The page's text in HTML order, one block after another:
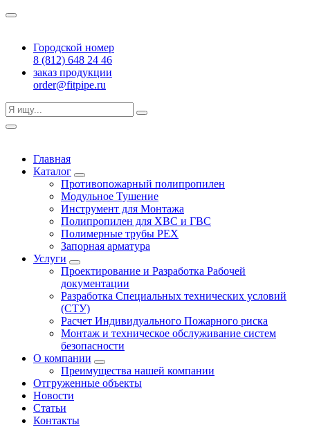
Городской номер
8 (812) 648 24 46
заказ продукции
order@fitpipe.ru
Главная
Каталог
Противопожарный полипропилен
Модульное Тушение
Инструмент для Монтажа
Полипропилен для ХВС и ГВС
Полимерные трубы PEX
Запорная арматура
Услуги
Проектирование и Разработка Рабочей
документации
Разработка Специальных технических условий
(СТУ)
Расчет Индивидуального Пожарного риска
Монтаж и техническое обслуживание систем
безопасности
О компании
Преимущества нашей компании
Отгруженные объекты
Новости
Статьи
Контакты